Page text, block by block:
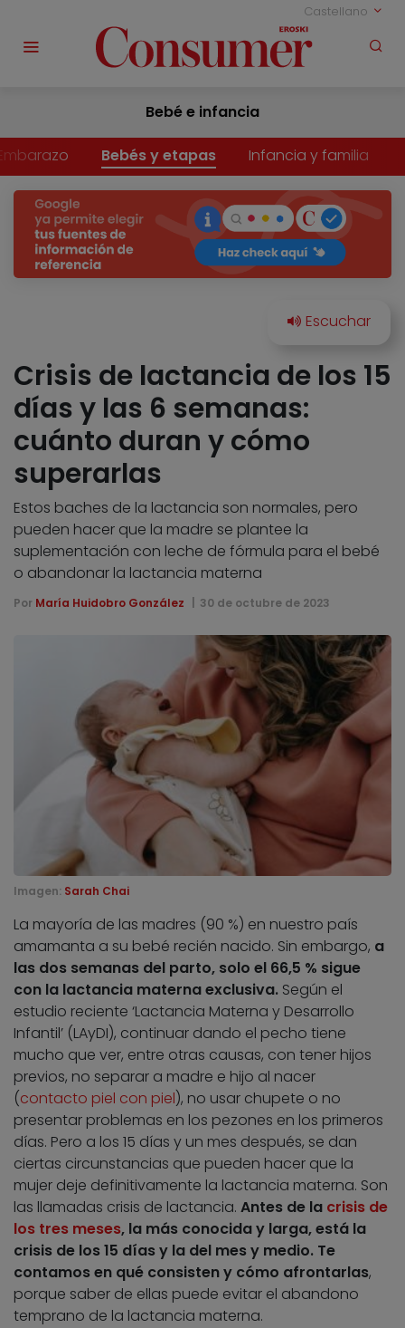
Castellano
Bebé e infancia
Bebés y etapas Infancia y familia
Crisis de lactancia de los 15
días y las 6 semanas:
cuánto duran y cómo
superarlas
Estos baches de la lactancia son normales, pero
pueden hacer que la madre se plantee la
suplementación con leche de fórmula para el bebé
o abandonar la lactancia materna
Por María Huidobro González 30 de octubre de 2023
Imagen: Sarah Chai
La mayoría de las madres (90 %) en nuestro país
amamanta a su bebé recién nacido. Sin embargo, a
las dos semanas del parto, solo el 66,5 % sigue
con la lactancia materna exclusiva. Según el
estudio reciente ‘Lactancia Materna y Desarrollo
Infantil’ (LAyDI), continuar dando el pecho tiene
mucho que ver, entre otras causas, con tener hijos
previos, no separar a madre e hijo al nacer
(contacto piel con piel), no usar chupete o no
presentar problemas en los pezones en los primeros
días. Pero a los 15 días y un mes después, se dan
ciertas circunstancias que pueden hacer que la
mujer deje definitivamente la lactancia materna. Son
las llamadas crisis de lactancia. Antes de la crisis de
los tres meses, la más conocida y larga, está la
crisis de los 15 días y la del mes y medio. Te
contamos en qué consisten y cómo afrontarlas,
porque saber de ellas puede evitar el abandono
temprano de la lactancia materna.